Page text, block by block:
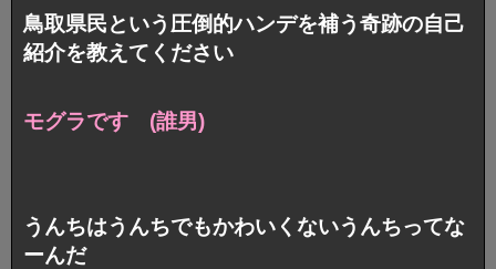
鳥取県民という圧倒的ハンデを補う奇跡の自己
紹介を教えてください
モグラです (誰男)
うんちはうんちでもかわいくないうんちってな
ーんだ